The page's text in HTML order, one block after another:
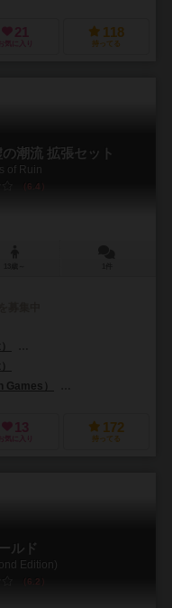
21
お気に入り
118
持ってる
潮流 拡張セット
of Ruin
6.4
Games）
13
お気に入り
172
持ってる
ルド
Edition)
6.2